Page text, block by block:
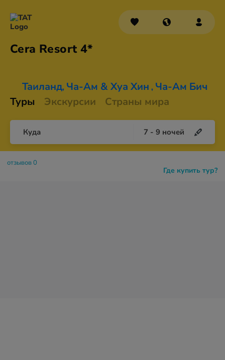
Cera Resort 4*
Таиланд, Ча-Ам & Хуа Хин , Ча-Ам Бич
Туры
Экскурсии Страны мира
Куда 7 - 9 ночей
Где купить тур?
отзывов 0